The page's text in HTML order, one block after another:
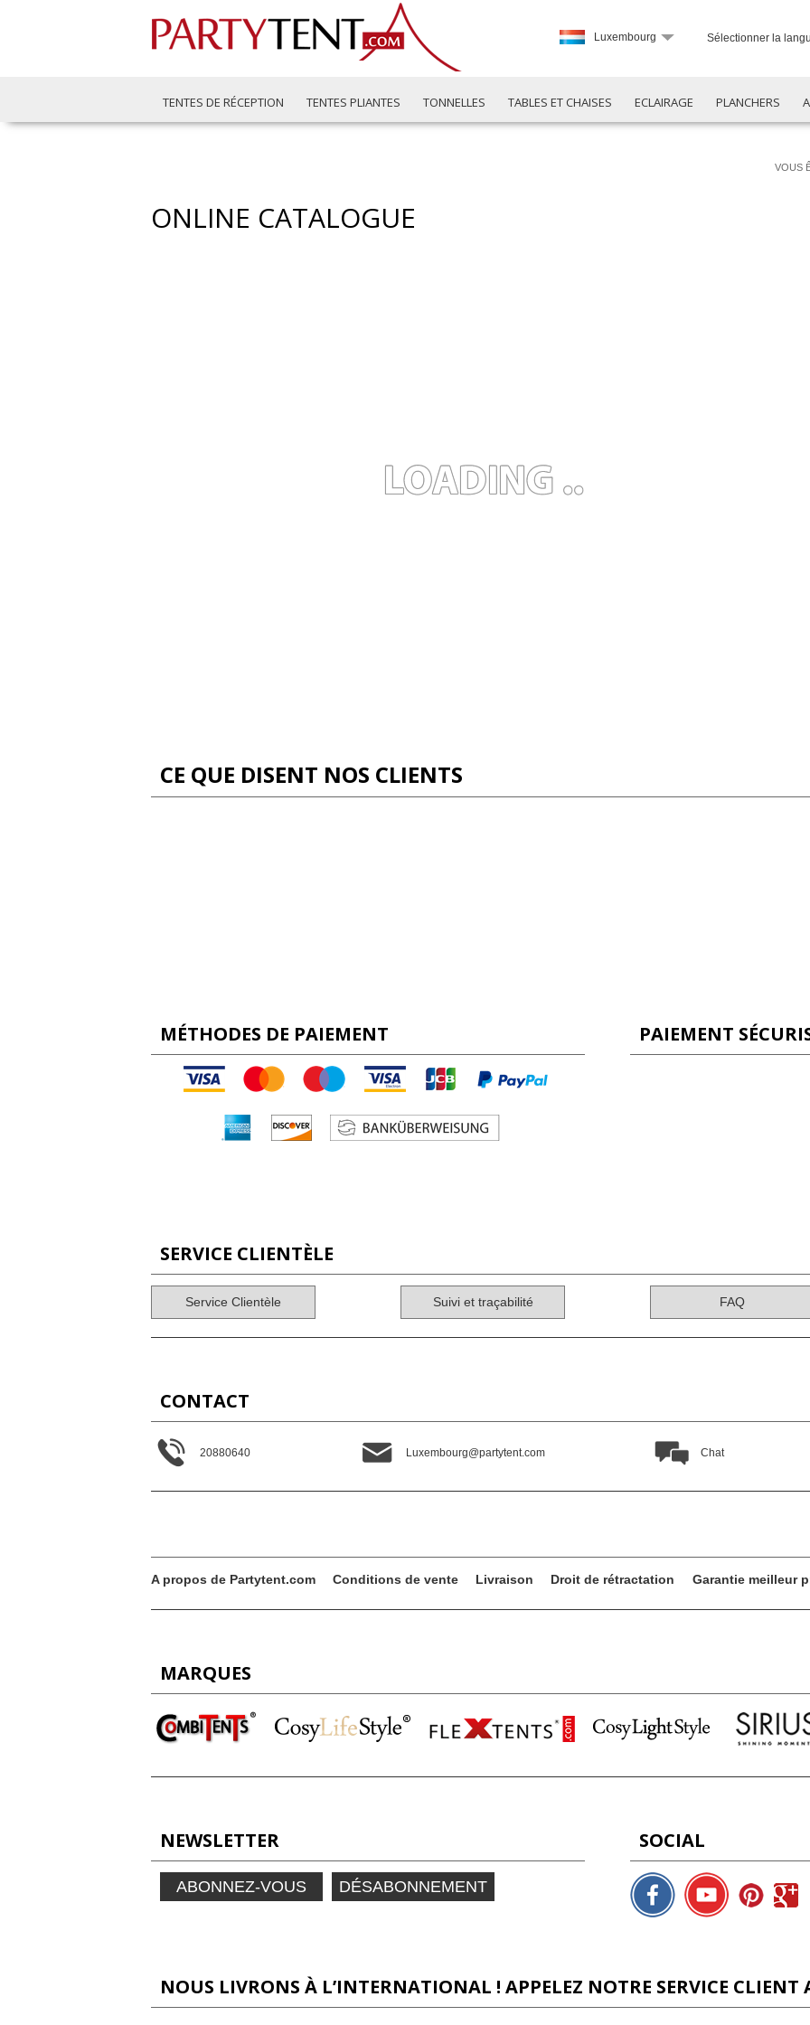
Sélectionner la
Luxembourg
TENTES DE RÉCEPTION TENTES PLIANTES TONNELLES TABLES ET CHAISES ECLAIRAGE PLANCHERS
VOUS
ONLINE CATALOGUE
CE QUE DISENT NOS CLIENTS
MÉTHODES DE PAIEMENT PAIEMENT
SERVICE CLIENTÈLE
Service Clientèle Suivi et traçabilité FAQ
CONTACT
20880640 Luxembourg@partytent.com Chat
A propos de Partytent.com Conditions de vente Livraison Droit de rétractation Garantie meilleur
MARQUES
NEWSLETTER
ABONNEZ-VOUS DÉSABONNEMENT
SOCIAL
NOUS LIVRONS À L’INTERNATIONAL ! APPELEZ NOTRE SERVICE CLIENT